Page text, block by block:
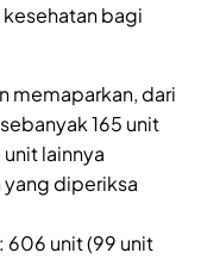
kesehatan bagi
memaparkan, dari
165 unit
lainnya
yang diperiksa
606 unit (99 unit